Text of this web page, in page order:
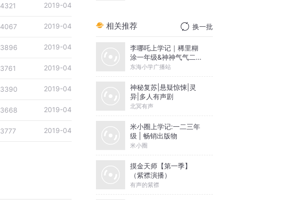
4321 2019-04
4067 2019-04
3896 2019-04
3761 2019-04
3390 2019-04
3668 2019-04
3777 2019-04
相关推荐 换一批
李哪吒上学记｜稀里糊
涂一年级&神神气气二年
级
东海小学广播站
神秘复苏|悬疑惊悚|灵
异|多人有声剧
北冥有声
米小圈上学记:一二三年
级 | 畅销出版物
米小圈
摸金天师【第一季】
（紫襟演播）
有声的紫襟